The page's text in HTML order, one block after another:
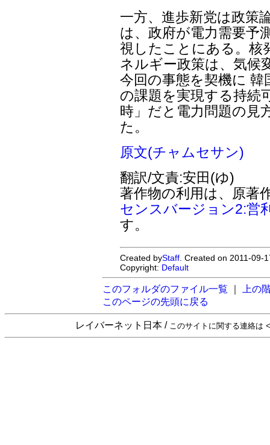
一方、進歩新党は政策
は、政府が電力需要予
視したことにある。核
ネルギー政策は、気候
今回の事態を契機に 韓
の課題を実現する持続
時」だと電力問題の見
た。
原文(チャムセサン)
翻訳/文責:安田(ゆ)
著作物の利用は、原著
センスバージョン2:営
す。
Created byStaff . Created on 2011-
Copyright: Default
このフォルダのファイル一覧
上の
このページの先頭に戻る
レイバーネット日本 / このサイトに関する連絡は